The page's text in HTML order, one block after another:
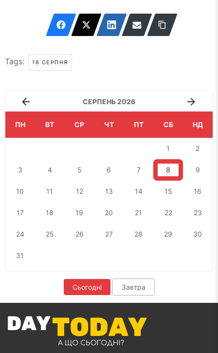
Tags: 16 СЕРПНЯ
СЕРПЕНЬ 2026
ПН ВТ СР ЧТ ПТ СБ НД
1 2
3 4 5 6 7 8 9
10 11 12 13 14 15 16
17 18 19 20 21 22 23
24 25 26 27 28 29 30
31
Сьогодні Завтра